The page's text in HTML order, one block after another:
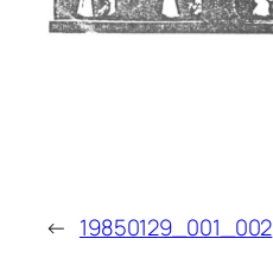
← 19850129_001_002